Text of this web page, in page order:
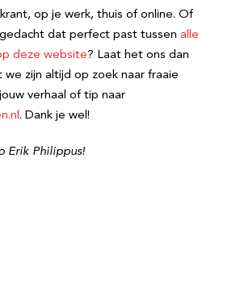
op je werk, thuis of online. Of
dat perfect past tussen alle
deze website? Laat het ons dan
zijn altijd op zoek naar fraaie
verhaal of tip naar
. Dank je wel!
Erik Philippus!